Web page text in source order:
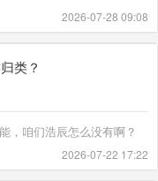
2026-07-28 09:08
类？
，咱们浩辰怎么没有啊？
2026-07-22 17:22